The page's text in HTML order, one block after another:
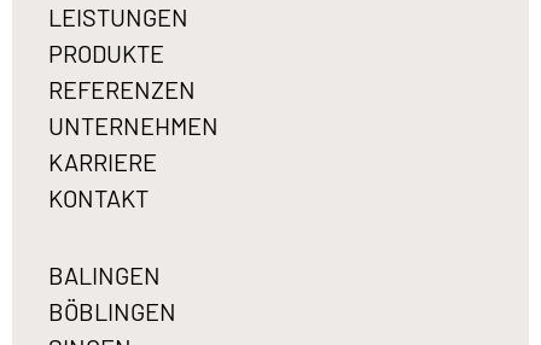
LEISTUNGEN
PRODUKTE
REFERENZEN
UNTERNEHMEN
KARRIERE
KONTAKT
BALINGEN
BÖBLINGEN